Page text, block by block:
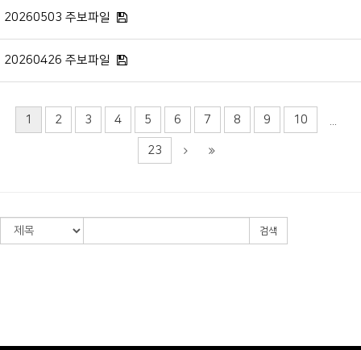
20260503 주보파일
20260426 주보파일
1 2 3 4 5 6 7 8 9 10 ...
23
검색